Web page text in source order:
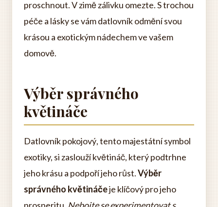
proschnout. V zimě zálivku omezte. S trochou
péče a lásky se vám datlovník odmění svou
krásou a exotickým nádechem ve vašem
domově.
Výběr správného
květináče
Datlovník pokojový, tento majestátní symbol
exotiky, si zaslouží květináč, který podtrhne
jeho krásu a podpoří jeho růst.Výběr
správného květináčeje klíčový pro jeho